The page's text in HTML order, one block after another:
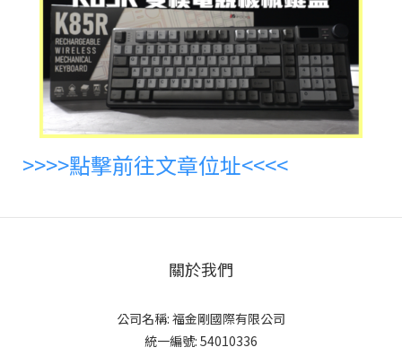
>>>>點擊前往文章位址<<<<
關於我們
公司名稱: 福金剛國際有限公司
統一編號: 54010336